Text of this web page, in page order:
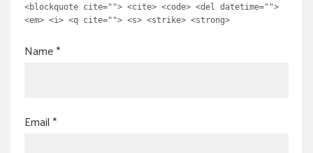
<blockquote cite=""> <cite> <code> <del datetime="">
<em> <i> <q cite=""> <s> <strike> <strong>
Name*
Email*